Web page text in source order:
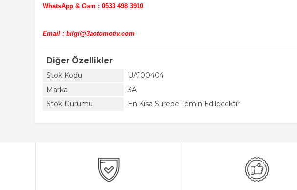
WhatsApp & Gsm : 0533 498 3910
Email : bilgi@3aotomotiv.com
Diğer Özellikler
Stok Kodu
UA100404
Marka
3A
Stok Durumu
En Kısa Sürede Temin Edilecektir